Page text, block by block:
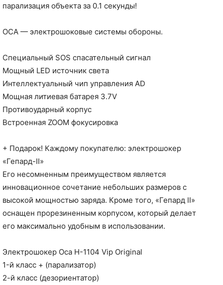
парализация объекта за 0.1 секунды!
ОСА — электрошоковые системы обороны.
Специальный SOS спасательный сигнал
Мощный LED источник света
Интеллектуальный чип управления AD
Мощная литиевая батарея 3.7V
Противоударный корпус
Встроенная ZOOM фокусировка
+ Подарок! Каждому покупателю: электрошокер
«Гепард-II»
Его несомненным преимуществом является
инновационное сочетание небольших размеров с
высокой мощностью заряда. Кроме того, «Гепард II»
оснащен прорезиненным корпусом, который делает
его максимально удобным в использовании.
Электрошокер Оса H-1104 Vip Original
1-й класс + (парализатор)
2-й класс (дезориентатор)